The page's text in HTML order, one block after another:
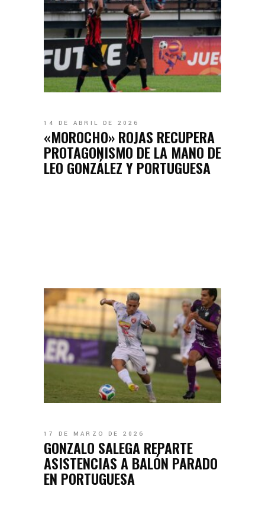
14 DE ABRIL DE 2026
«MOROCHO» ROJAS RECUPERA
PROTAGONISMO DE LA MANO DE
LEO GONZÁLEZ Y PORTUGUESA
17 DE MARZO DE 2026
GONZALO SALEGA REPARTE
ASISTENCIAS A BALÓN PARADO
EN PORTUGUESA